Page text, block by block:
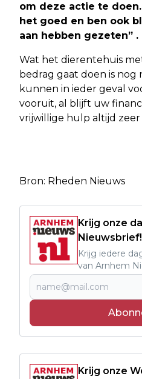
om deze actie te doen.
het goed en ben ook
aan hebben gezeten” .
Wat het dierentehuis
bedrag gaat doen is nog
kunnen in ieder geval
vooruit, al blijft uw
vrijwillige hulp altijd zeer
Bron: Rheden Nieuws
Krijg onze
Nieuwsbrief!
Krijg iedere
van Arnhem
Krijg onze